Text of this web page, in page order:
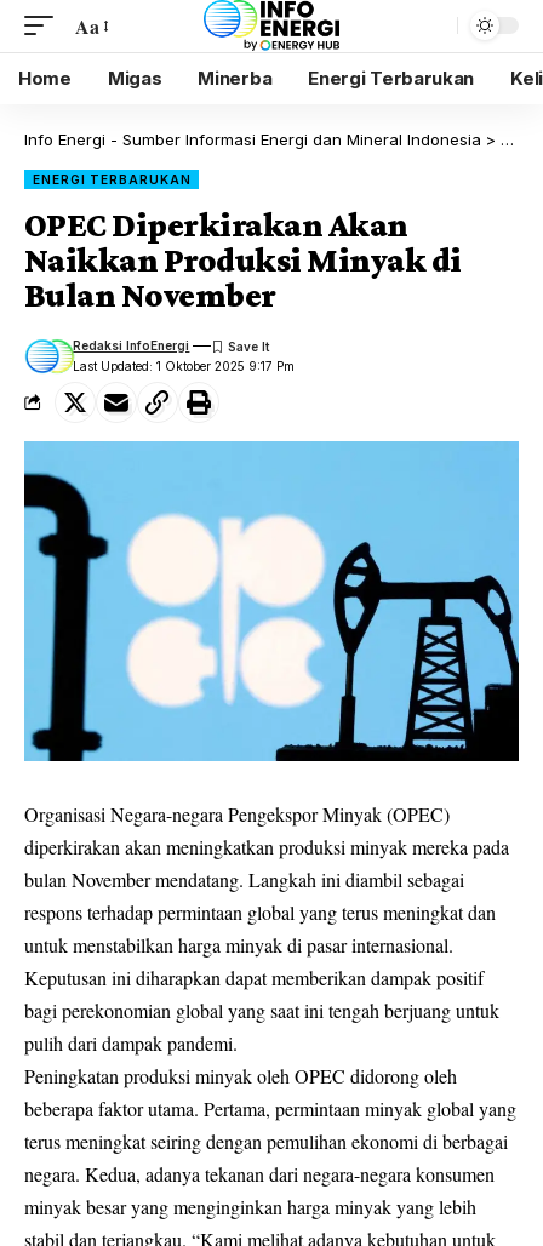
Aa
Home Migas Minerba Energi Terbarukan
Info Energi - Sumber Informasi Energi dan Mineral Indonesia > Blog
ENERGI TERBARUKAN
OPEC Diperkirakan Akan
Naikkan Produksi Minyak di
Bulan November
Last Updated: 1 Oktober 2025 9:17 Pm
Redaksi InfoEnergi
Organisasi Negara-negara Pengekspor Minyak (OPEC)
diperkirakan akan meningkatkan produksi minyak mereka pada
bulan November mendatang. Langkah ini diambil sebagai
respons terhadap permintaan global yang terus meningkat dan
untuk menstabilkan harga minyak di pasar internasional.
Keputusan ini diharapkan dapat memberikan dampak positif
bagi perekonomian global yang saat ini tengah berjuang untuk
pulih dari dampak pandemi.
Peningkatan produksi minyak oleh OPEC didorong oleh
beberapa faktor utama. Pertama, permintaan minyak global yang
terus meningkat seiring dengan pemulihan ekonomi di berbagai
negara. Kedua, adanya tekanan dari negara-negara konsumen
minyak besar yang menginginkan harga minyak yang lebih
stabil dan terjangkau. “Kami melihat adanya kebutuhan untuk